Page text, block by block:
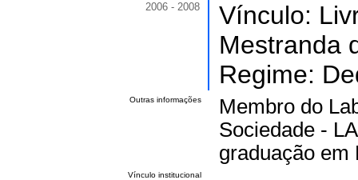
2006 - 2008
Vínculo:
Mestranda
Regime:
Outras informações
Membro do
Sociedade -
graduação em
Vínculo institucional